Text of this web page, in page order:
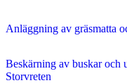
Anläggning av gräsmatta
Beskärning av buskar och
Storvreten